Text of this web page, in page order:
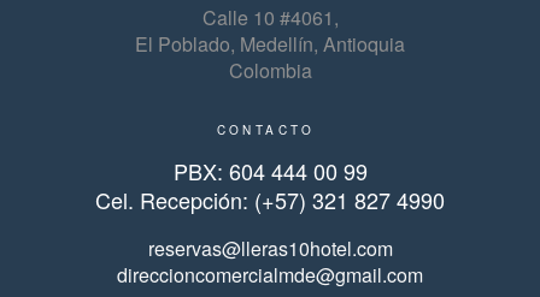
Calle 10 #4061,
El Poblado, Medellín, Antioquia
Colombia
CONTACTO
PBX: 604 444 00 99
Cel. Recepción: (+57) 321 827 4990
reservas@lleras10hotel.com
direccioncomercialmde@gmail.com